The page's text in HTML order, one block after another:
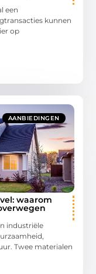
een
kunnen
op
AANBIEDINGEN
waarom
industriële
Twee materialen